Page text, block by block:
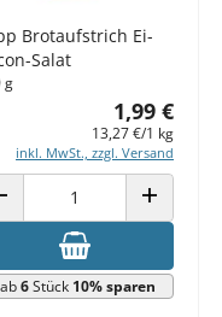
Brotaufstrich Ei-
Salat
g
1,99 €
13,27 €/1 kg
inkl. MwSt., zzgl. Versand
VERRINGERN ANZAHL
ab6Stück 10% sparen